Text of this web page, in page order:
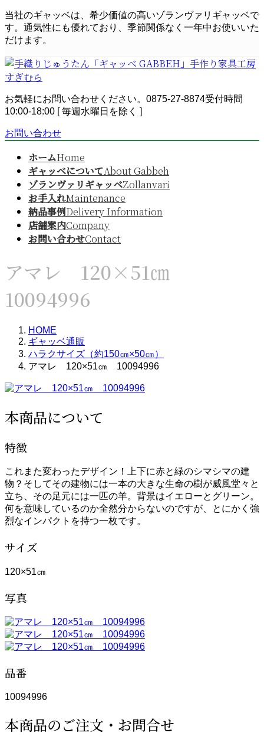
コ
ン
テ
ツ
へ
キ
ッ
ナ
ビ
ゲ
シ
ョ
に
移
当社のギャッベは、希少価値の高いゾランヴァリギャッベで
す。通気性にも優れており、季節関係なく一年中お使いいた
だけます。
お気軽にお問い合わせください。 0875-27-8874受付時間
10:00-18:00 [ 毎週水曜日を除く ]
お問い合わせ
ホームHome
ギャッベについてAbout Gabbeh
ゾランヴァリギャッベZollanvari
お手入れMaintenance
納品事例Delivery Information
店舗案内Company
お問い合わせContact
アマレ 120×51㎝
10094996
HOME
ギャッベ通販
ハラクサイズ（約150㎝×50㎝）
アマレ 120×51㎝ 10094996
本商品について
特徴
これまた変わったデザイン！上下に赤と緑のシマシマの建
物？そしてその建物には一本の大きな生命の樹が威風堂々と
立ち、その足元には一匹の羊。背景はイエローとグリーン。
何を意味しているのか全然分からないのですが、とにかく強
烈なインパクトを持つ一枚です。
サイズ
120×51㎝
写真
品番
10094996
本商品のご注文・お問合せ